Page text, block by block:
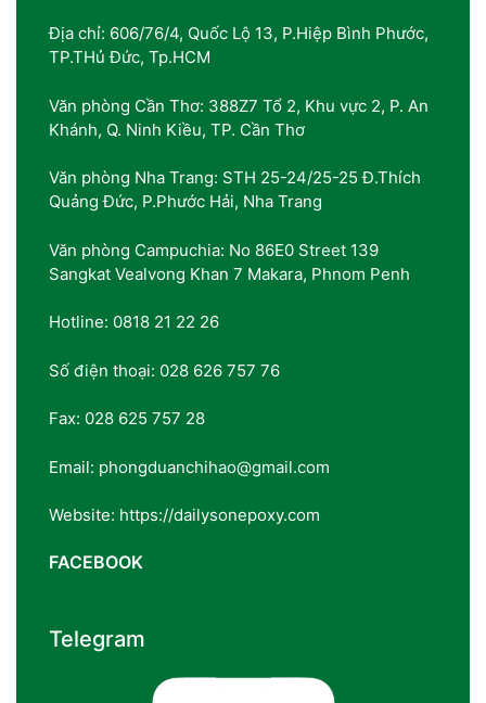
Địa chỉ: 606/76/4, Quốc Lộ 13, P.Hiệp Bình Phước,
TP.THủ Đức, Tp.HCM
Văn phòng Cần Thơ: 388Z7 Tổ 2, Khu vực 2, P. An
Khánh, Q. Ninh Kiều, TP. Cần Thơ
Văn phòng Nha Trang: STH 25-24/25-25 Đ.Thích
Quảng Đức, P.Phước Hải, Nha Trang
Văn phòng Campuchia: No 86E0 Street 139
Sangkat Vealvong Khan 7 Makara, Phnom Penh
Hotline: 0818 21 22 26
Số điện thoại: 028 626 757 76
Fax: 028 625 757 28
Email: phongduanchihao@gmail.com
Website: https://dailysonepoxy.com
FACEBOOK
Telegram